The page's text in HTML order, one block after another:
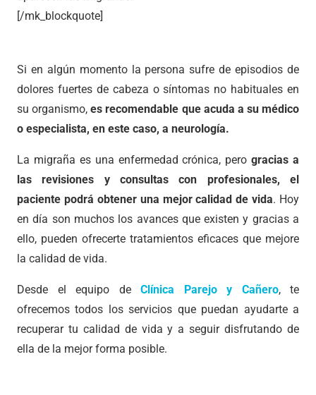
[/mk_blockquote]
Si en algún momento la persona sufre de episodios de
dolores fuertes de cabeza o síntomas no habituales en
su organismo,es recomendable que acuda a su médico
o especialista, en este caso, a neurología.
La migraña es una enfermedad crónica, perogracias a
las revisiones y consultas con profesionales, el
paciente podrá obtener una mejor calidad de vida. Hoy
en día son muchos los avances que existen y gracias a
ello, pueden ofrecerte tratamientos eficaces que mejore
la calidad de vida.
Desde el equipo de Clínica Parejo y Cañero, te
ofrecemos todos los servicios que puedan ayudarte a
recuperar tu calidad de vida y a seguir disfrutando de
ella de la mejor forma posible.